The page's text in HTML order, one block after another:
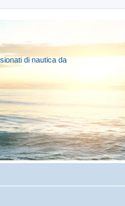
di nautica da